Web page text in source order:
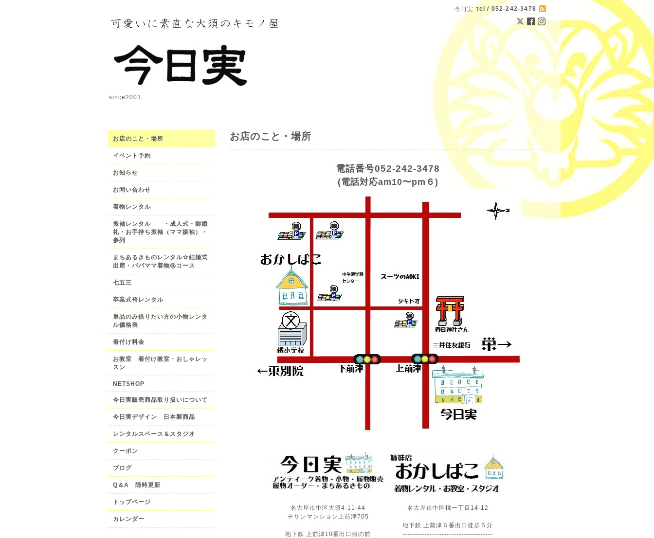
今日実 tel / 052-242-3478
since2003
お店のこと・場所
電話番号052-242-3478
(電話対応am10〜pm６)
名古屋市中区大須4-11-44
チサンマンション上前津705
地下鉄 上前津10番出口目の前
名古屋市中区橘一丁目14-12
地下鉄 上前津６番出口徒歩５分
-------------------------------------
お店のこと・場所
イベント予約
お知らせ
お問い合わせ
着物レンタル
振袖レンタル ・成人式・御婚
礼・お手持ち振袖（ママ振袖）・
参列
まちあるきものレンタル☆結婚式
出席・パパママ着物㊗️コース
七五三
卒業式袴レンタル
単品のみ借りたい方の小物レンタ
ル価格表
着付け料金
お教室 着付け教室・おしゃレッ
スン
NETSHOP
今日実販売商品取り扱いについて
今日実デザイン 日本製商品
レンタルスペース＆スタジオ
クーポン
ブログ
Q＆A 随時更新
トップページ
カレンダー